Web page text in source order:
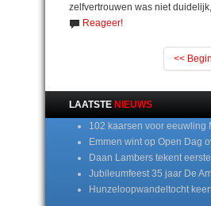
zelfvertrouwen was niet
Reageer!
<< Begin
LAATSTE NIEUWS
102 kaarsen voor eeuwling
Emmen wint op Open Dag
Daan Lambers tekent
Jubileumfeest 35 jaar De
Hunzeloopwandeltocht